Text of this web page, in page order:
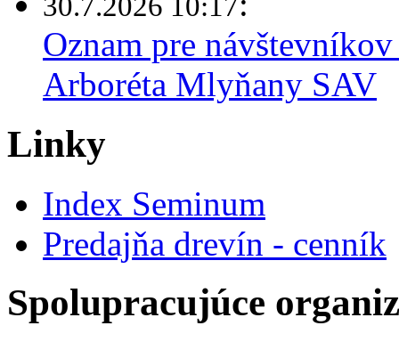
Oznam pre
Arboréta Mlyňany SAV
Linky
Index Seminum
Predajňa drevín - cenník
Spolupracujúce